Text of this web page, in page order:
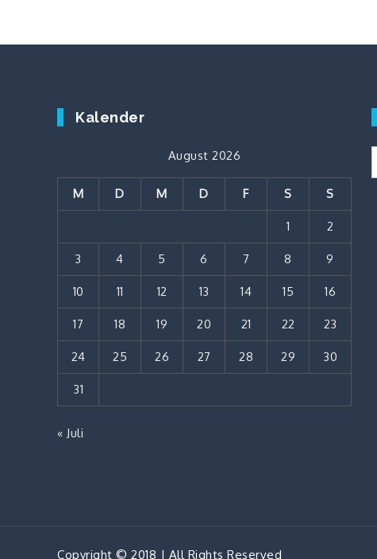
Kalender
August 2026
M D M D F S S
1 2
3 4 5 6 7 8 9
10 11 12 13 14 15 16
17 18 19 20 21 22 23
24 25 26 27 28 29 30
31
« Juli
Copyright © 2018 | All Rights Reserved